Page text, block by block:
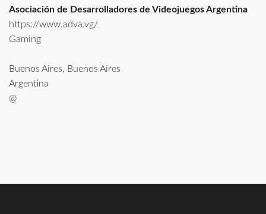
Asociación de Desarrolladores de Videojuegos Argentina
https://www.adva.vg/
Gaming
Buenos Aires, Buenos Aires
Argentina
@